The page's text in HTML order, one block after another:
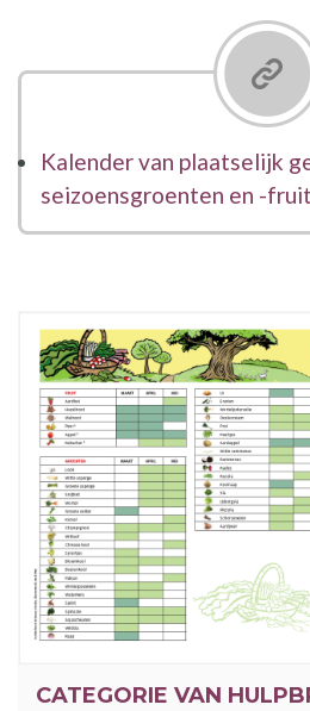
Kalender van plaatselijk
seizoensgroenten en -fruit
CATEGORIE VAN